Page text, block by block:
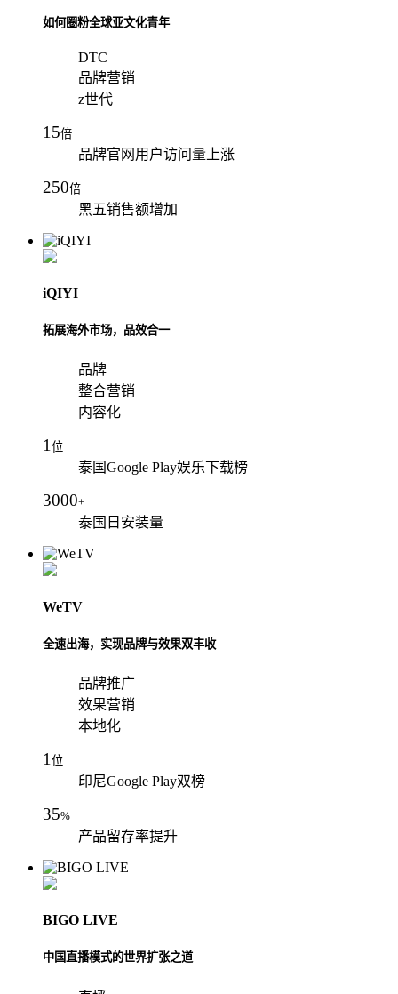
如何圈粉全球亚文化青年
DTC
品牌营销
z世代
15倍
品牌官网用户访问量上涨
250倍
黑五销售额增加
iQIYI
拓展海外市场，品效合一
品牌
整合营销
内容化
1位
泰国Google Play娱乐下载榜
3000+
泰国日安装量
WeTV
全速出海，实现品牌与效果双丰收
品牌推广
效果营销
本地化
1 位
印尼Google Play双榜
35%
产品留存率提升
BIGO LIVE
中国直播模式的世界扩张之道